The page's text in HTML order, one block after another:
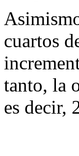
cuartos
tanto, la
es decir,